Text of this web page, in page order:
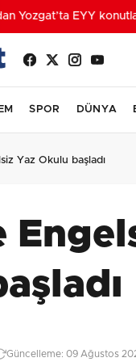
Yozgat’ta EYY
SPOR DÜNYA
Yaz Okulu başladı
Güncelleme: 09 Ağustos